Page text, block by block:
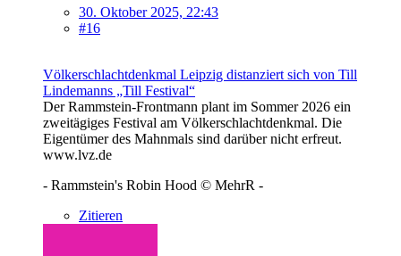
30. Oktober 2025, 22:43
#16
Völkerschlachtdenkmal Leipzig distanziert sich von Till
Lindemanns „Till Festival“
Der Rammstein-Frontmann plant im Sommer 2026 ein
zweitägiges Festival am Völkerschlachtdenkmal. Die
Eigentümer des Mahnmals sind darüber nicht erfreut.
www.lvz.de
- Rammstein's Robin Hood © MehrR -
Zitieren